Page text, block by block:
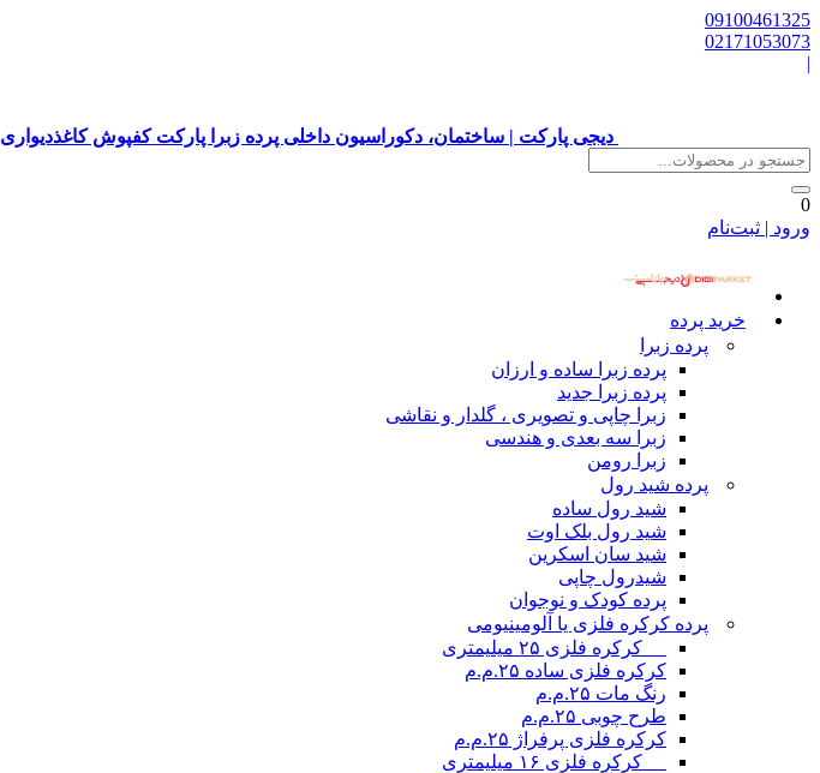
09100461325
02171053073
|
دیجی پارکت | ساختمان، دکوراسیون داخلی پرده زبرا پارکت کفپوش کاغذدیواری
0
ورود | ثبت‌نام
خرید پرده
پرده زبرا
پرده زبرا ساده و ارزان
پرده زبرا جدید
زبرا چاپی و تصویری ، گلدار و نقاشی
زبرا سه بعدی و هندسی
زبرا رومن
پرده شید رول
شید رول ساده
شید رول بلک اوت
شید سان اسکرین
شیدرول چاپی
پرده کودک و نوجوان
پرده کرکره فلزی یا آلومینیومی
__ کرکره فلزی ۲۵ میلیمتری
کرکره فلزی ساده ۲۵.م.م
رنگ مات ۲۵.م.م
طرح چوبی ۲۵.م.م
کرکره فلزی پرفراژ ۲۵.م.م
__ کرکره فلزی ۱۶ میلیمتری